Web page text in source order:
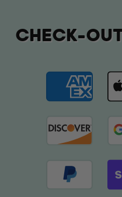
CHECK-